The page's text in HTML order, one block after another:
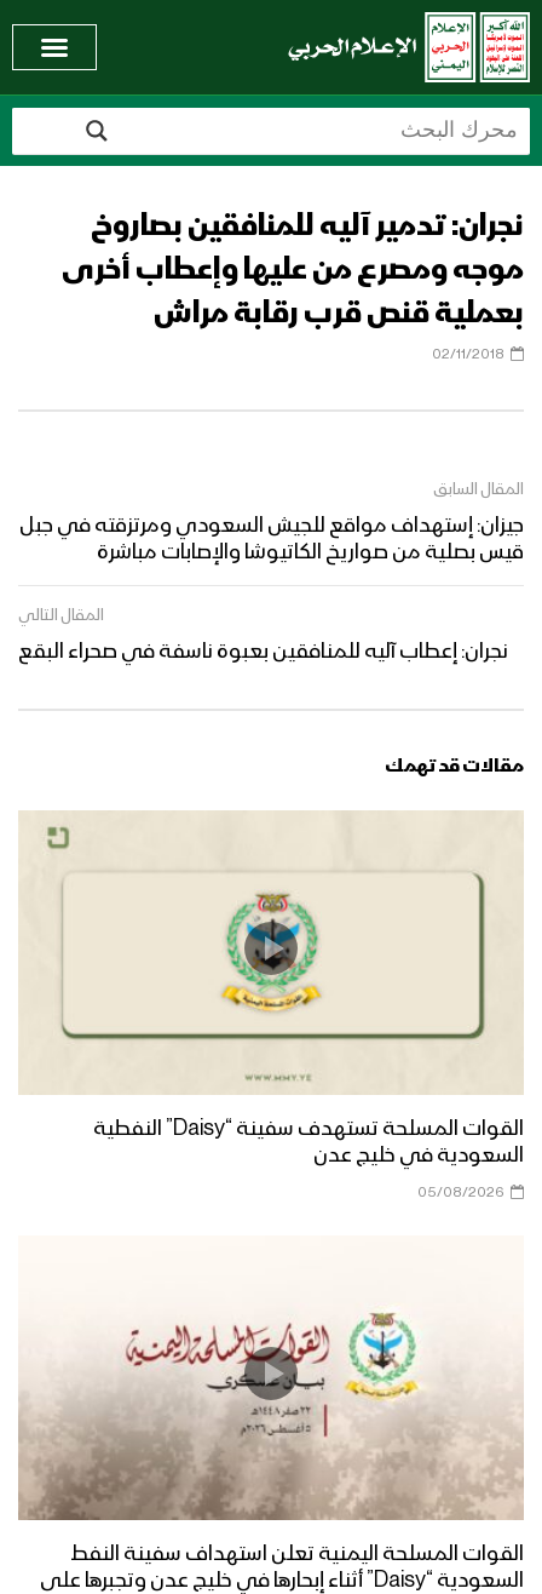
نجران: تدمير آليه للمنافقين بصاروخ
موجه ومصرع من عليها وإعطاب أخرى
بعملية قنص قرب رقابة مراش
02/11/2018
المقال السابق
جيزان: إستهداف مواقع للجيش السعودي ومرتزقته في جبل
قيس بصلية من صواريخ الكاتيوشا والإصابات مباشرة
المقال التالي
نجران: إعطاب آليه للمنافقين بعبوة ناسفة في صحراء البقع
مقالات قد تهمك
القوات المسلحة تستهدف سفينة “Daisy” النفطية
السعودية في خليج عدن
05/08/2026
القوات المسلحة اليمنية تعلن استهداف سفينة النفط
السعودية “Daisy” أثناء إبحارها في خليج عدن وتجبرها على